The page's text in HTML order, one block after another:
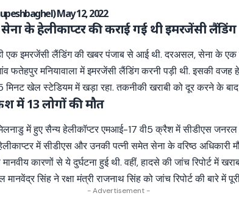
May 12, 2022
के हेलीकाप्टर की कराई गई थी इमरजेंसी लैंडिंग
ही एक इमरजेंसी लैंडिंग की खबर पंजाब से आई थी. दरअसल, सेना के
फतेहपुर मनियावाला में इमरजेंसी लैंडिंग करनी पड़ी थी. इसकी वजह
मिनट खेल स्टेडियम में खड़ा रहा. तकनीकी खराबी को दूर करने के
में 13 लोगों की मौत
में हुए सैन्य हेलीकॉप्टर एमआई-17 वी5 क्रैश में सीडीएस जनरल
में सीडीएस और उनकी पत्नी समेत सेना के वरिष्ठ अधिकारी
कारणों से ये दुर्घटना हुई थी. वहीं, हादसे की जांच रिपोर्ट में
सिंह ने रक्षा मंत्री राजनाथ सिंह को जांच रिपोर्ट की बारे में
- Advertisement -